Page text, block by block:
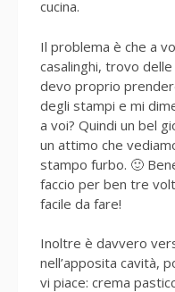
cucina.
Il problema è che a
casalinghi, trovo
devo proprio
degli stampi e mi
a voi? Quindi un bel
un attimo che
stampo furbo. 🙂
faccio per ben tre
facile da fare!
Inoltre è davvero
nell’apposita cavità,
vi piace: crema